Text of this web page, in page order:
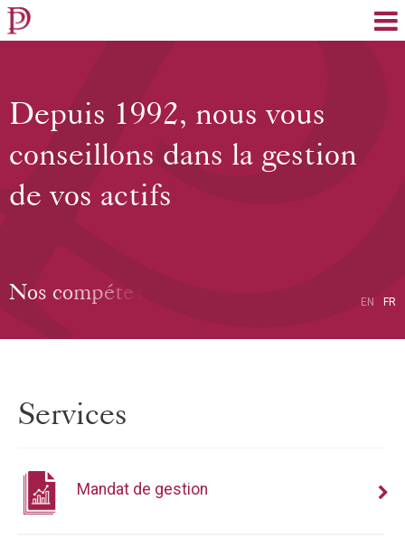
FR
EN
Services
Mandat de gestion